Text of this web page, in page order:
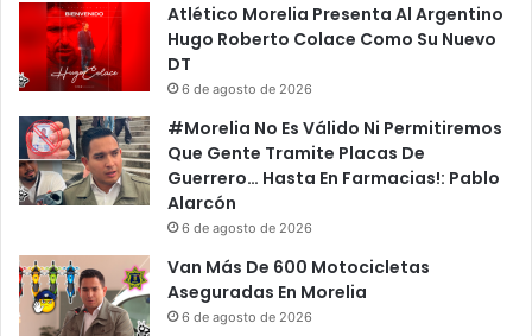
Atlético Morelia Presenta Al Argentino
Hugo Roberto Colace Como Su Nuevo
DT
6 de agosto de 2026
#Morelia No Es Válido Ni Permitiremos
Que Gente Tramite Placas De
Guerrero… Hasta En Farmacias!: Pablo
Alarcón
6 de agosto de 2026
Van Más De 600 Motocicletas
Aseguradas En Morelia
6 de agosto de 2026